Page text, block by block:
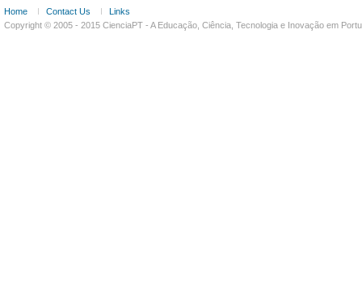
Home Contact Us
Links
Copyright © 2005 - 2015 CienciaPT - A Educação, Ciência, Tecnologia e Inovação em